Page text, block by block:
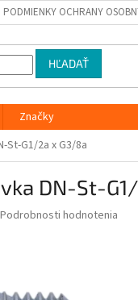
PODMIENKY OCHRANY
HĽADAŤ
Značky
St-G1/2a x G3/8a
DN-St-
Podrobnosti hodnotenia